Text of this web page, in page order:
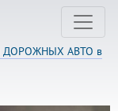
ДОРОЖНЫХ АВТО в